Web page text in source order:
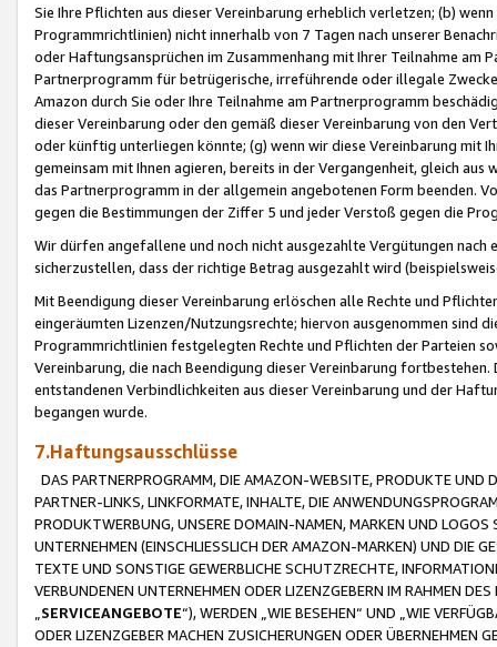
Sie Ihre Pflichten aus dieser Vereinbarung erheblich verletzen; (b)
Programmrichtlinien) nicht innerhalb von 7 Tagen nach unserer
oder Haftungsansprüchen im Zusammenhang mit Ihrer Teilnahme am
Partnerprogramm für betrügerische, irreführende oder illegale
Amazon durch Sie oder Ihre Teilnahme am Partnerprogramm
dieser Vereinbarung oder den gemäß dieser Vereinbarung von den
oder künftig unterliegen könnte; (g) wenn wir diese Vereinbarung mit
gemeinsam mit Ihnen agieren, bereits in der Vergangenheit, gleich
das Partnerprogramm in der allgemein angebotenen Form beenden.
gegen die Bestimmungen der Ziffer 5 und jeder Verstoß gegen die
Wir dürfen angefallene und noch nicht ausgezahlte Vergütungen
sicherzustellen, dass der richtige Betrag ausgezahlt wird
Mit Beendigung dieser Vereinbarung erlöschen alle Rechte und
eingeräumten Lizenzen/Nutzungsrechte; hiervon ausgenommen sind
Programmrichtlinien festgelegten Rechte und Pflichten der Parteien
Vereinbarung, die nach Beendigung dieser Vereinbarung
entstandenen Verbindlichkeiten aus dieser Vereinbarung und der
begangen wurde.
7.Haftungsausschlüsse
DAS PARTNERPROGRAMM, DIE AMAZON-WEBSITE, PRODUKTE UND
PARTNER-LINKS, LINKFORMATE, INHALTE, DIE
PRODUKTWERBUNG, UNSERE DOMAIN-NAMEN, MARKEN UND
UNTERNEHMEN (EINSCHLIESSLICH DER AMAZON-MARKEN) UND DIE
TEXTE UND SONSTIGE GEWERBLICHE SCHUTZRECHTE,
VERBUNDENEN UNTERNEHMEN ODER LIZENZGEBERN IM RAHMEN
SERVICEANGEBOTE“), WERDEN „WIE BESEHEN“ UND „WIE
ODER LIZENZGEBER MACHEN ZUSICHERUNGEN ODER ÜBERNEHMEN